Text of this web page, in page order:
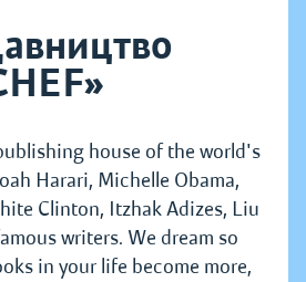
house of the world's
Harari, Michelle Obama,
Clinton, Itzhak Adizes, Liu
writers. We dream so
in your life become more,